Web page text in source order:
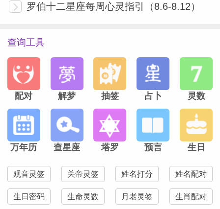
罗伯十二星座每周心灵指引（8.6-8.12）
查询工具
配对 解梦 抽签 占卜 灵数
万年历 查星座 塔罗 预言 生日
观音灵签 关帝灵签 姓名打分 姓名配对
生日密码 生命灵数 月老灵签 生肖配对